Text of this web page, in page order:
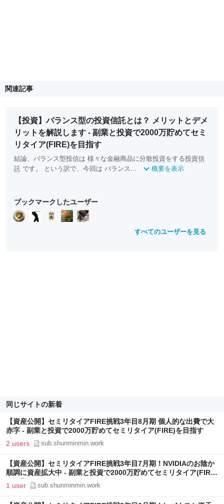
関連記事
【投資】バランス型の投資信託とは？ メリットとデメ
リットを解説します - 副業と投資で2000万貯めてセミ
リタイア(FIRE)を目指す
結論、バランス型投信は 様々な金融商品に分散投資をする投資信
託 です。 という訳で、今回は バランス... 概要を表示
ブックマークしたユーザー
すべてのユーザーを見る
同じサイトの新着
【資産公開】セミリタイアFIRE挑戦3年目8月期 個人的な出費で大
赤字 - 副業と投資で2000万貯めてセミリタイア(FIRE)を目指す
2 users sub.shunminmin.work
【資産公開】セミリタイアFIRE挑戦3年目7月期！NVIDIAのお陰か
順調に資産拡大中 - 副業と投資で2000万貯めてセミリタイア(FIRE)
を目指す
1 user sub.shunminmin.work